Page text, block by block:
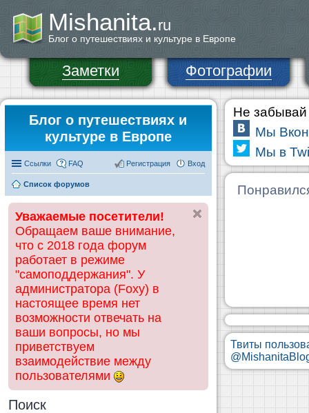
Mishanita.ru
Блог о путешествиях и культуре в Европе
Заметки Фотографии
Блог о путешествиях и
культуре в Европе
Ссылки FAQ Вход
Регистрация
Список форумов
Уважаемые посетители!
Обращаем ваше внимание,
что с 2018 года форум
работает в режиме
"самоподдержания". У
администратора (Foxy) в
настоящее время нет
возможности отвечать на
ваши вопросы, но мы
приветствуем
взаимодействие между
пользователями
Поиск
Не забывай
Мы
Мы в
Твиты